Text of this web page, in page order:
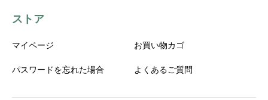
ストア
マイページ お買い物カゴ
パスワードを忘れた場合 よくあるご質問